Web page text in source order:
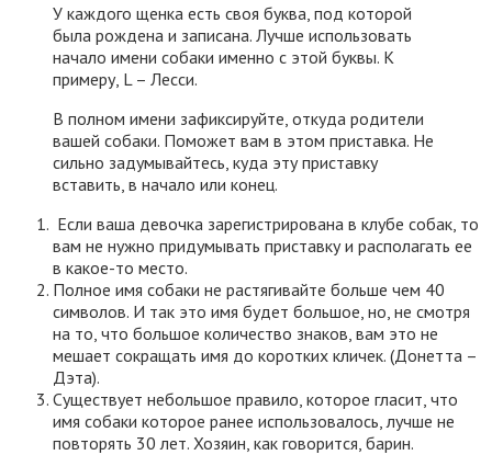
У каждого щенка есть своя буква, под которой
была рождена и записана. Лучше использовать
начало имени собаки именно с этой буквы. К
примеру, L – Лесси.
В полном имени зафиксируйте, откуда родители
вашей собаки. Поможет вам в этом приставка. Не
сильно задумывайтесь, куда эту приставку
вставить, в начало или конец.
Если ваша девочка зарегистрирована в клубе собак, то
вам не нужно придумывать приставку и располагать ее
в какое-то место.
Полное имя собаки не растягивайте больше чем 40
символов. И так это имя будет большое, но, не смотря
на то, что большое количество знаков, вам это не
мешает сокращать имя до коротких кличек. (Донетта –
Дэта).
Существует небольшое правило, которое гласит, что
имя собаки которое ранее использовалось, лучше не
повторять 30 лет. Хозяин, как говорится, барин.